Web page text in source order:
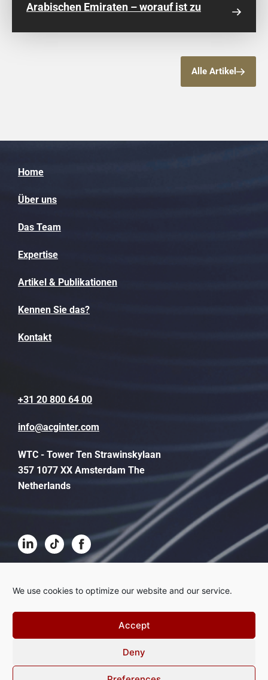
We use cookies to optimize our website and our service.
Accept
Deny
Arabischen Emiraten – worauf ist zu
Alle Artikel
Home
Über uns
Das Team
Expertise
Artikel & Publikationen
Kennen Sie das?
Kontakt
+31 20 800 64 00
info@acginter.com
WTC - Tower Ten Strawinskylaan
357 1077 XX Amsterdam The
Netherlands
Geschäftsbedingungen
Disclaimer